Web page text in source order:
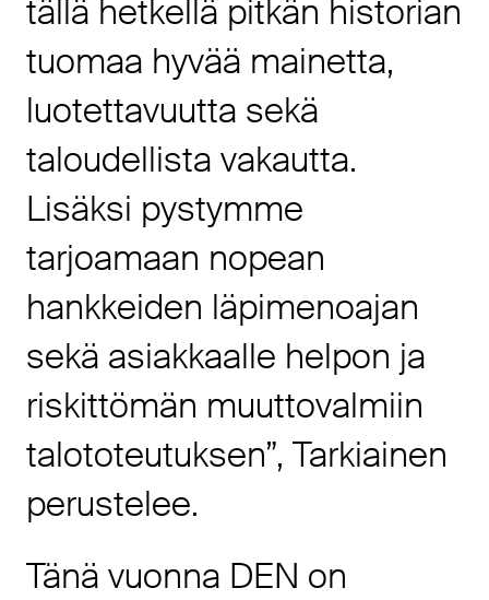
tällä hetkellä pitkän historian
tuomaa hyvää mainetta,
luotettavuutta sekä
taloudellista vakautta.
Lisäksi pystymme
tarjoamaan nopean
hankkeiden läpimenoajan
sekä asiakkaalle helpon ja
riskittömän muuttovalmiin
talototeutuksen”, Tarkiainen
perustelee.
Tänä vuonna DEN on